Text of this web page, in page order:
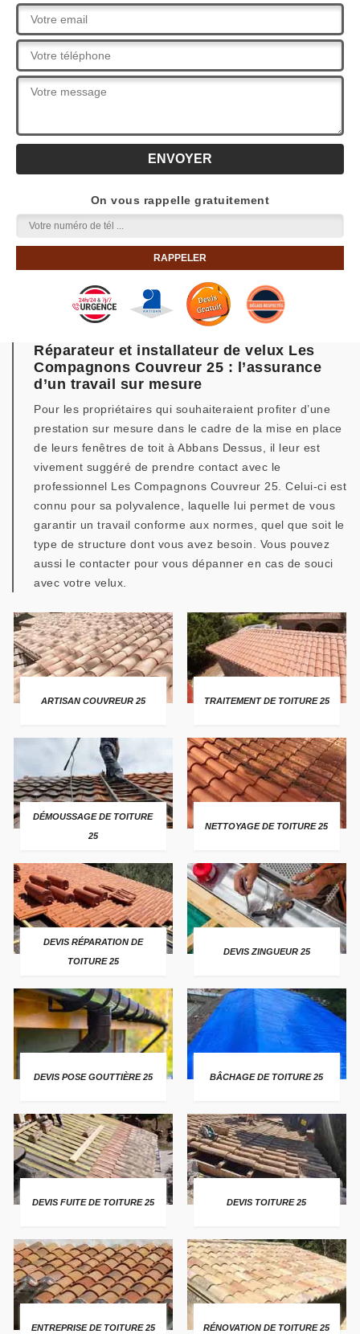
On vous rappelle gratuitement
Réparateur et installateur de velux Les
Compagnons Couvreur 25 : l’assurance
d’un travail sur mesure
Pour les propriétaires qui souhaiteraient profiter d’une
prestation sur mesure dans le cadre de la mise en place
de leurs fenêtres de toit à Abbans Dessus, il leur est
vivement suggéré de prendre contact avec le
professionnel Les Compagnons Couvreur 25. Celui-ci est
connu pour sa polyvalence, laquelle lui permet de vous
garantir un travail conforme aux normes, quel que soit le
type de structure dont vous avez besoin. Vous pouvez
aussi le contacter pour vous dépanner en cas de souci
avec votre velux.
ARTISAN COUVREUR 25 TRAITEMENT DE TOITURE 25
DÉMOUSSAGE DE TOITURE
25
NETTOYAGE DE TOITURE 25
DEVIS RÉPARATION DE
TOITURE 25
DEVIS ZINGUEUR 25
DEVIS POSE GOUTTIÈRE 25 BÂCHAGE DE TOITURE 25
DEVIS FUITE DE TOITURE 25 DEVIS TOITURE 25
ENTREPRISE DE TOITURE 25 RÉNOVATION DE TOITURE 25